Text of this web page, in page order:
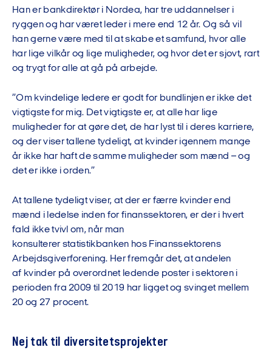
Han er bankdirektør i Nordea, har tre uddannelser i
ryggen og har været leder i mere end 12 år.Og så vil
han gerne være med til at skabe et samfund, hvor alle
har lige vilkår og lige muligheder, og hvor det ersjovt, rart
og trygt for alle at gå på arbejde.
”Om kvindelige ledere er godt for bundlinjen er ikke det
vigtigstefor mig. Det vigtigste er, at alle har lige
muligheder for at gøre det, de har lyst til i deres karriere,
og der viser tallene tydeligt, at kvinder igennem mange
år ikke har haftde samme muligheder som mænd – og
det er ikke i orden.”
At tal lene tydeligt viser, at der er færre kvinder end
mænd i ledelse inden for finanssektoren,er der i hvert
fald ikke tvivl om, når man
konsulterer statistikbanken hosFinanssektorens
Arbejdsgiverforening. Her fremgår det, atandelen
af kvinder på overordnet ledende poster i sektoren i
perioden fra2009 til 2019 har ligget og svinget mellem
20 og 27 procent.
Nej tak til diversitetsprojekter